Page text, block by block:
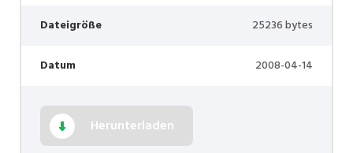
Dateigröße 25236 bytes
Datum 2008-04-14
Herunterladen